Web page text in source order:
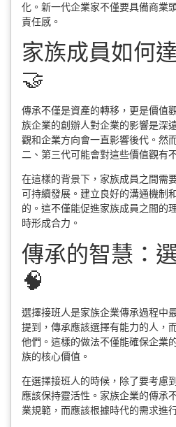
化。新一代企業家不僅要具備商業
責任感。
家族成員如何
🤝
傳承不僅是資產的轉移，更是價值
族企業的創辦人對企業的影響是深
觀和企業方向會一直影響後代。然
二、第三代可能會對這些價值觀有
在這樣的背景下，家族成員之間需
可持續發展。建立良好的溝通機制
的。這不僅能促進家族成員之間的
時形成合力。
傳承的智慧：
🧠
選擇接班人是家族企業傳承過程中
提到，傳承應該選擇有能力的人，
他們。這樣的做法不僅能確保企業
族的核心價值。
在選擇接班人的時候，除了要考慮
應該保持靈活性。家族企業的傳承
業規範，而應該根據時代的需求進